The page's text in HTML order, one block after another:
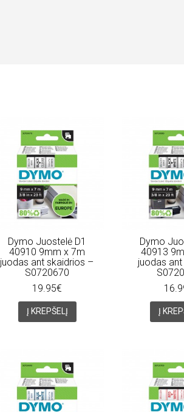
Dymo Juostelė D1
40910 9mm x 7m
juodas ant skaidrios –
S0720670
19.95€
Į KREPŠELĮ
Dymo
40913
juodas
Į